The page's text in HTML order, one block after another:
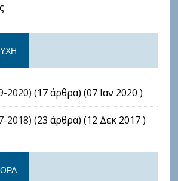
2020) (17 άρθρα) (07 Ιαν 2020 )
2018) (23 άρθρα) (12 Δεκ 2017 )